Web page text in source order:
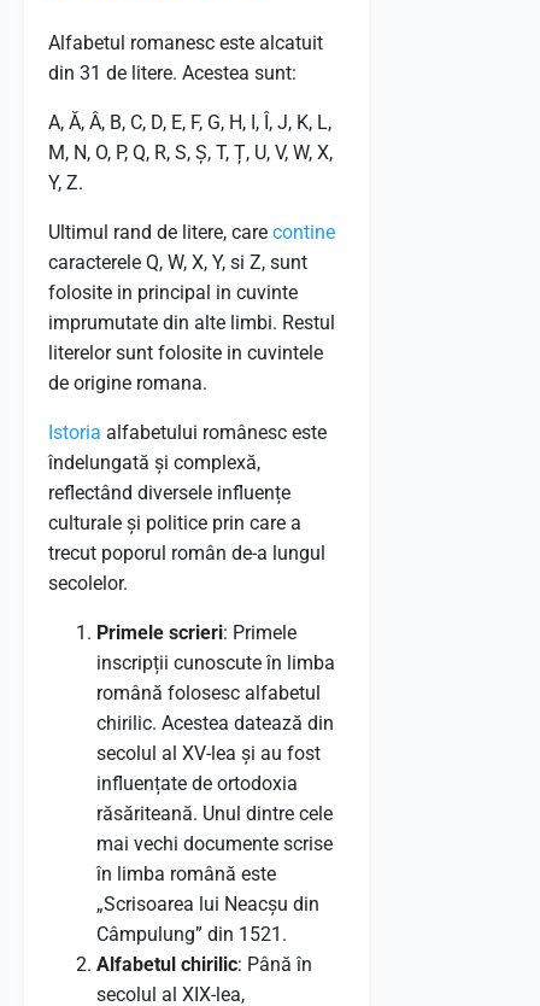
Alfabetul romanesc este alcatuit
din 31 de litere. Acestea sunt:
A, Ă, Â, B, C, D, E, F, G, H, I, Î, J, K, L,
M, N, O, P, Q, R, S, Ș, T, Ț, U, V, W, X,
Y, Z.
Ultimul rand de litere, care contine
caracterele Q, W, X, Y, si Z, sunt
folosite in principal in cuvinte
imprumutate din alte limbi. Restul
literelor sunt folosite in cuvintele
de origine romana.
Istoria alfabetului românesc este
îndelungată și complexă,
reflectând diversele influențe
culturale și politice prin care a
trecut poporul român de-a lungul
secolelor.
Primele scrieri: Primele
inscripții cunoscute în limba
română folosesc alfabetul
chirilic. Acestea datează din
secolul al XV-lea și au fost
influențate de ortodoxia
răsăriteană. Unul dintre cele
mai vechi documente scrise
în limba română este
„Scrisoarea lui Neacșu din
Câmpulung” din 1521.
Alfabetul chirilic: Până în
secolul al XIX-lea,